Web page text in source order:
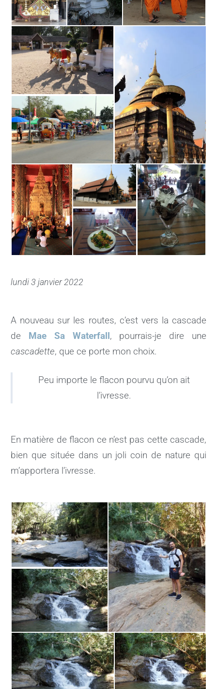
lundi 3 janvier 2022
A nouveau sur les routes, c’est vers la cascade
de
Mae Sa Waterfall , pourrais-je dire une
cascadette, que ce porte mon choix.
Peu importe le flacon pourvu qu’on ait
l’ivresse.
En matière de flacon ce n’est pas cette cascade,
bien que située dans un joli coin de nature qui
m’apportera l’ivresse.